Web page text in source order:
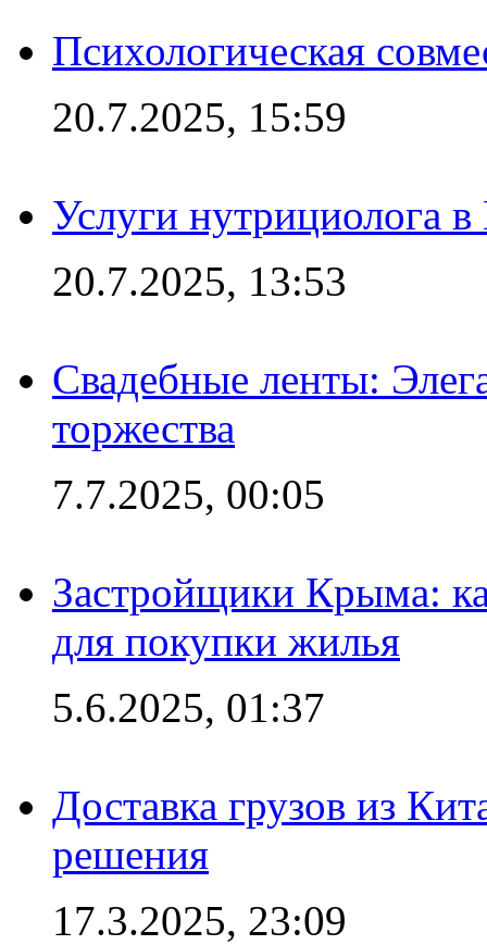
Психологическая
20.7.2025, 15:59
Услуги нутрициолога
20.7.2025, 13:53
Свадебные ленты:
торжества
7.7.2025, 00:05
Застройщики Крыма:
для покупки жилья
5.6.2025, 01:37
Доставка грузов из
решения
17.3.2025, 23:09